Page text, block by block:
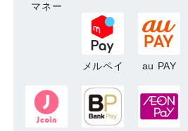
マネー
メルペイ au PAY